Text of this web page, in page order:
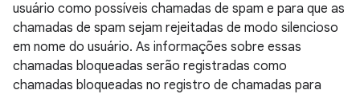
usuário como possíveis chamadas de spam e para que as
chamadas de spam sejam rejeitadas de modo silencioso
em nome do usuário. As informações sobre essas
chamadas bloqueadas serão registradas como
chamadas bloqueadas no registro de chamadas para